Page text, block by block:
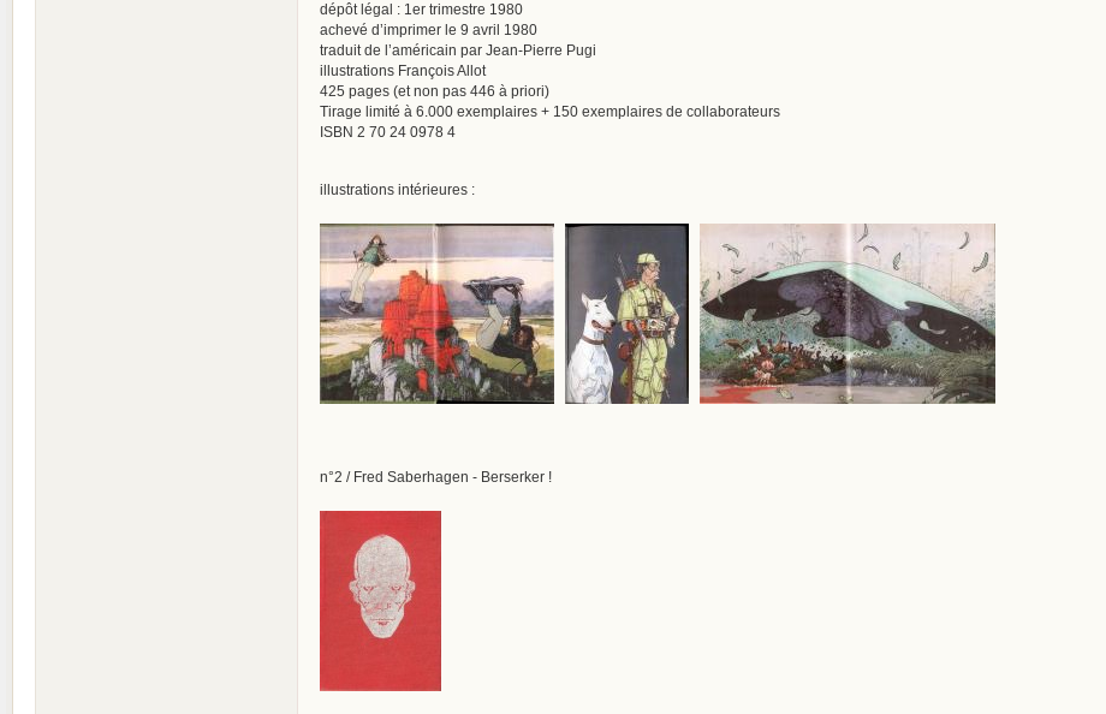
dépôt légal : 1er trimestre 1980
achevé d’imprimer le 9 avril 1980
traduit de l’américain par Jean-Pierre Pugi
illustrations François Allot
425 pages (et non pas 446 à priori)
Tirage limité à 6.000 exemplaires + 150 exemplaires de collaborateurs
ISBN 2 70 24 0978 4
illustrations intérieures :
n°2 / Fred Saberhagen - Berserker !